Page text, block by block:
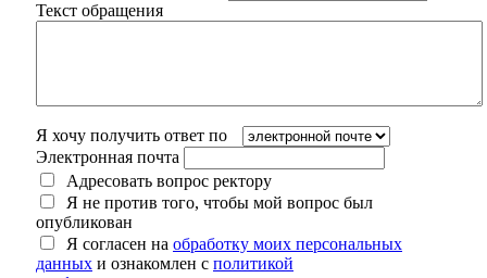
Текст обращения
Я хочу получить ответ по
Электронная почта
Адресовать вопрос ректору
Я не против того, чтобы мой вопрос был
опубликован
Я согласен на обработку моих персональных
данных и ознакомлен с политикой